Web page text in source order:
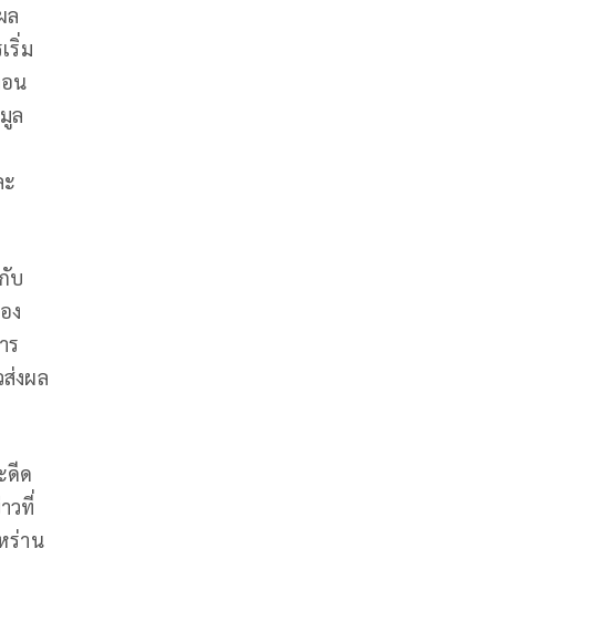
ล
ริ่ม
น
ล
บ
ง
ร
งผล
ดีด
วที่
ร่าน